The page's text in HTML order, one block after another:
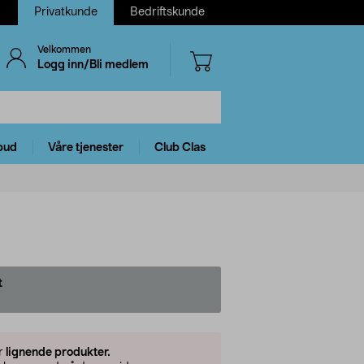
Privatkunde Bedriftskunde
Velkommen
Logg inn/Bli medlem
Våre tjenester Club Clas
lignende produkter.